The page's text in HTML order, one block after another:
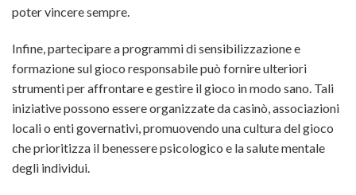
poter vincere sempre.
Infine, partecipare a programmi di sensibilizzazione e
formazione sul gioco responsabile può fornire ulteriori
strumenti per affrontare e gestire il gioco in modo sano. Tali
iniziative possono essere organizzate da casinò, associazioni
locali o enti governativi, promuovendo una cultura del gioco
che prioritizza il benessere psicologico e la salute mentale
degli individui.